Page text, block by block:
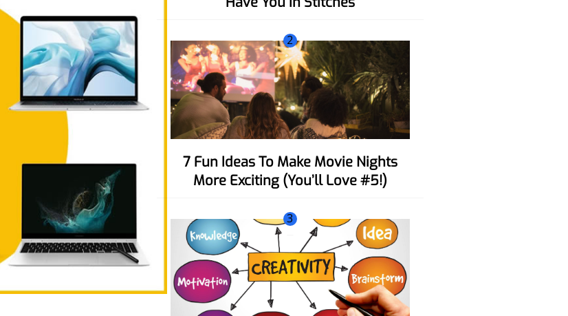
2
7 Fun Ideas To Make Movie Nights
More Exciting (You’ll Love #5!)
3